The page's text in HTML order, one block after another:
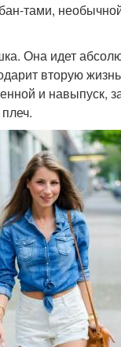
тами,
Она идет
вторую
и навыпуск,